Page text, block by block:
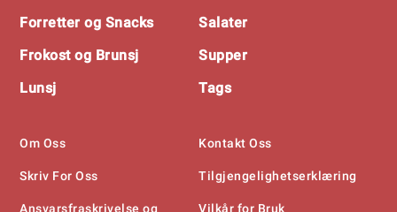
Forretter og Snacks
Frokost og Brunsj
Lunsj
Salater
Supper
Tags
Om Oss
Skriv For Oss
Ansvarsfraskrivelse og
Kontakt Oss
Tilgjengelighetserklæring
Vilkår for Bruk